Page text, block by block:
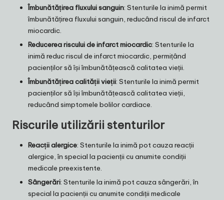
Îmbunătățirea fluxului sanguin: Stenturile la inimă permit
îmbunătățirea fluxului sanguin, reducând riscul de infarct
miocardic.
Reducerea riscului de infarct miocardic: Stenturile la
inimă reduc riscul de infarct miocardic, permițând
pacienților să își îmbunătățească calitatea vieții.
Îmbunătățirea calității vieții: Stenturile la inimă permit
pacienților să își îmbunătățească calitatea vieții,
reducând simptomele bolilor cardiace.
Riscurile utilizării stenturilor
Reacții alergice: Stenturile la inimă pot cauza reacții
alergice, în special la pacienții cu anumite condiții
medicale preexistente.
Sângerări: Stenturile la inimă pot cauza sângerări, în
special la pacienții cu anumite condiții medicale